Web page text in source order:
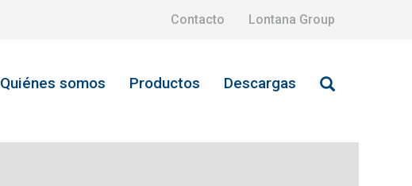
Contacto Lontana Group
Quiénes somos Productos Descargas